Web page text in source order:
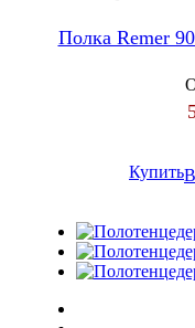
Полка Remer
Купить